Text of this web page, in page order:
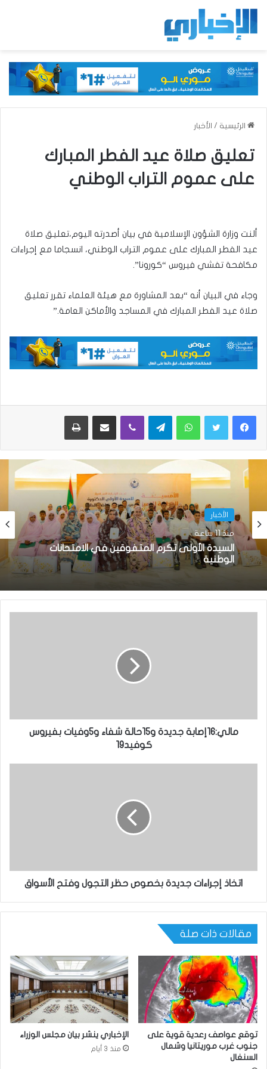
الرئيسية / الأخبار
تعليق صلاة عيد الفطر المبارك
على عموم التراب الوطني
ألنت وزارة الشؤون الإسلامية في بيان أصدرته اليوم،تعليق صلاة
عيد الفطر المبارك على عموم التراب الوطني، انسجاما مع إجراءات
مكافحة تفشي فيروس “كورونا”.
وجاء في البيان أنه “بعد المشاورة مع هيئة العلماء تقرر تعليق
صلاة عيد الفطر المبارك في المساجد والأماكن العامة.”
واتساب تيلقرام ڤايبر مشاركة عبر البريد طباعة
الأخبار
منذ 11 ساعة
السيدة الأولى تكرم المتفوقين في الامتحانات
الوطنية
مالي:16إصابة جديدة و15حالة شفاء و5وفيات بفيروس
كوفيد19
اتخاذ إجراءات جديدة بخصوص حظر التجول وفتح الأسواق
مقالات ذات صلة
توقع عواصف رعدية قوية على
جنوب غرب موريتانيا وشمال
السنغال
الإخباري ينشر بيان مجلس الوزراء
منذ 3 أيام